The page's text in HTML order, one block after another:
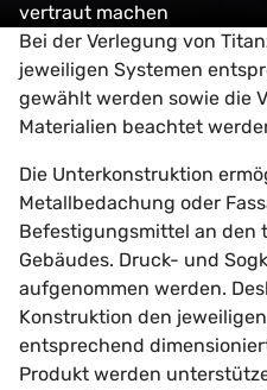
vertraut machen
Bei der Verlegung von
jeweiligen Systemen
gewählt werden sowie die
Materialien beachtet
Die Unterkonstruktion
Metallbedachung oder
Befestigungsmittel an den
Gebäudes. Druck- und
aufgenommen werden.
Konstruktion den
entsprechend
Produkt werden